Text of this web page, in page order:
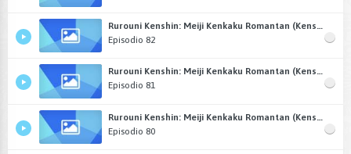
Episodio 82
Rurouni Kenshin: Meiji Kenkaku Romantan (Kenshin: El Guerrero Samurái) Castellano
Episodio 81
Episodio 80